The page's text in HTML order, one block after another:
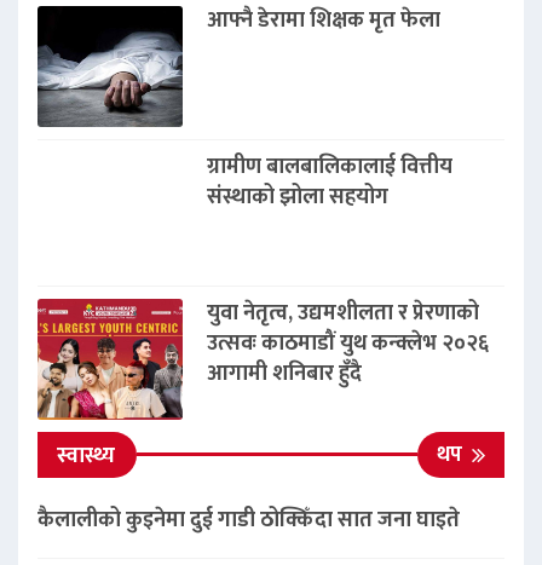
आफ्नै डेरामा शिक्षक मृत फेला
ग्रामीण बालबालिकालाई वित्तीय
संस्थाको झोला सहयोग
युवा नेतृत्व, उद्यमशीलता र प्रेरणाको
उत्सवः काठमाडौं युथ कन्क्लेभ २०२६
आगामी शनिबार हुँदै
स्वास्थ्य
थप
कैलालीको कुइनेमा दुई गाडी ठोक्किँदा सात जना घाइते